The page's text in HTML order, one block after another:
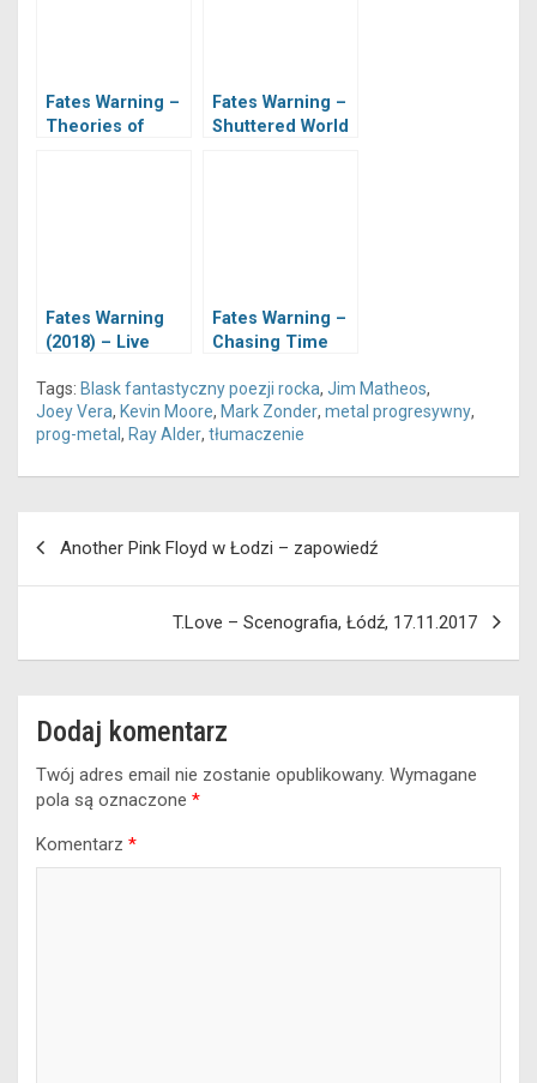
Fates Warning –
Theories of
Fates Warning –
Shuttered World
Fates Warning
(2018) – Live
Fates Warning –
Chasing Time
Tags: Blask fantastyczny poezji rocka, Jim Matheos,
Joey Vera, Kevin Moore, Mark Zonder, metal progresywny,
prog-metal , Ray Alder, tłumaczenie
Another Pink Floyd w Łodzi – zapowiedź
T.Love – Scenografia, Łódź, 17.11.2017
Dodaj komentarz
Twój adres email nie zostanie opublikowany. Wymagane
pola są oznaczone *
Komentarz *